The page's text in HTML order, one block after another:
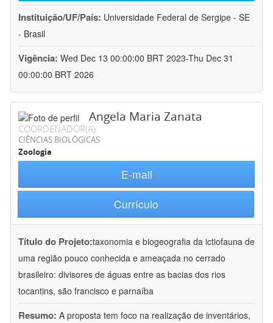
Instituição/UF/País: Universidade Federal de Sergipe - SE
- Brasil
Vigência: Wed Dec 13 00:00:00 BRT 2023-Thu Dec 31
00:00:00 BRT 2026
Angela Maria Zanata
COORDENADOR(A)
CIÊNCIAS BIOLÓGICAS
Zoologia
E-mail
Currículo
Título do Projeto:taxonomia e biogeografia da ictiofauna de
uma região pouco conhecida e ameaçada no cerrado
brasileiro: divisores de águas entre as bacias dos rios
tocantins, são francisco e parnaíba
Resumo: A proposta tem foco na realização de inventários,